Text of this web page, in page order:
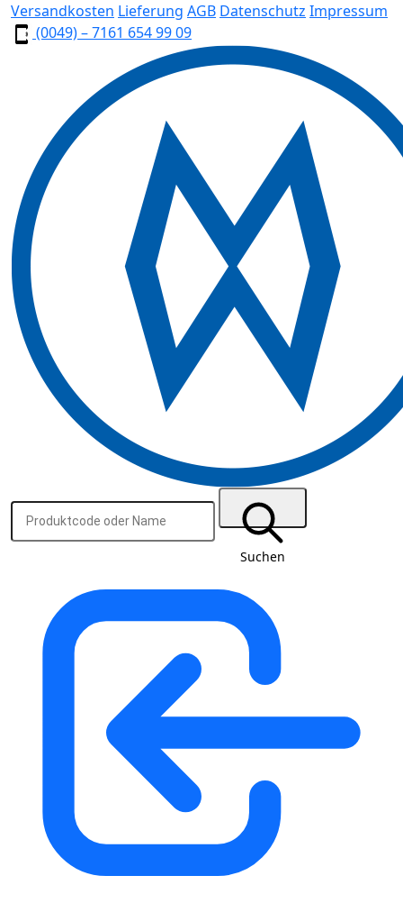
Versandkosten Lieferung AGB Datenschutz Impressum
(0049) – 7161 654 99 09
Suchen